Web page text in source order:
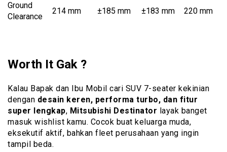
Ground
Clearance
214 mm ±185 mm ±183 mm 220 mm
Worth It Gak ?
Kalau Bapak dan Ibu Mobil cari SUV 7-seater kekinian
dengan desain keren, performa turbo, dan fitur
super lengkap, Mitsubishi Destinator layak banget
masuk wishlist kamu. Cocok buat keluarga muda,
eksekutif aktif, bahkan fleet perusahaan yang ingin
tampil beda.